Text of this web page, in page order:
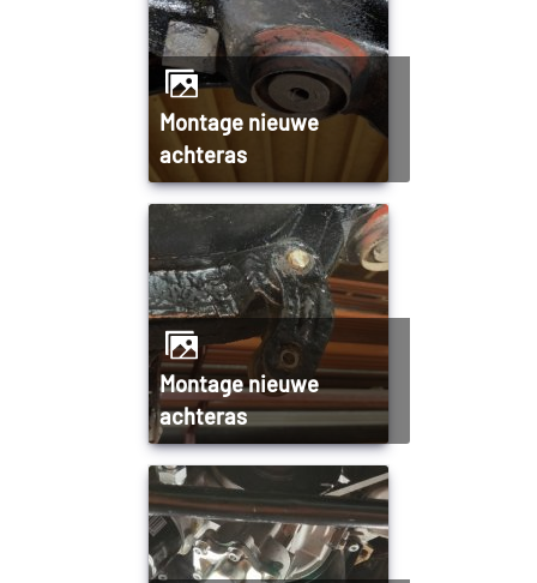
Montage nieuwe
achteras
Montage nieuwe
achteras